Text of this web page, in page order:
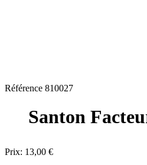
Référence 810027
Santon
Prix: 13,00 €